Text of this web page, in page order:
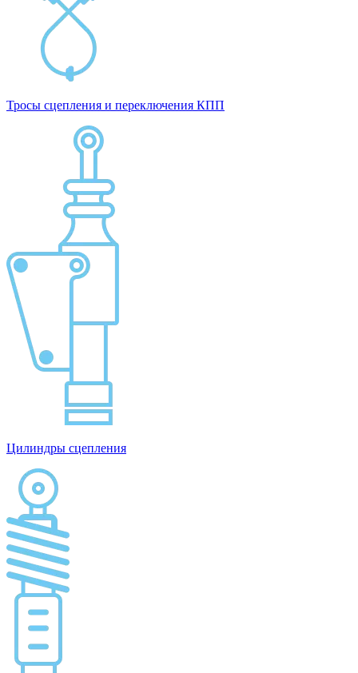
Тросы сцепления и переключения КПП
Цилиндры сцепления